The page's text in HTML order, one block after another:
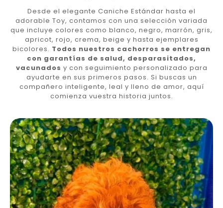
Desde el elegante Caniche Estándar hasta el
adorable Toy, contamos con una selección variada
que incluye colores como blanco, negro, marrón, gris,
apricot, rojo, crema, beige y hasta ejemplares
bicolores. Todos nuestros cachorros se entregan
con garantías de salud, desparasitados,
vacunados y con seguimiento personalizado para
ayudarte en sus primeros pasos. Si buscas un
compañero inteligente, leal y lleno de amor, aquí
comienza vuestra historia juntos.